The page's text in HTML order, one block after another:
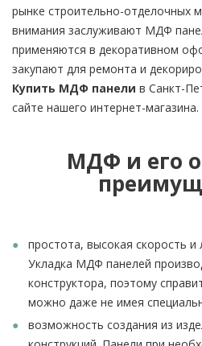
рынке строительно-отделочных
внимания заслуживают МДФ
применяются в декоративном
закупают для ремонта и
Купить МДФ панели в Санкт-
сайте нашего интернет-магазина.
МДФ и его
простота, высокая скорость и
Укладка МДФ панелей
конструктора, поэтому
можно даже не имея
возможность создания из